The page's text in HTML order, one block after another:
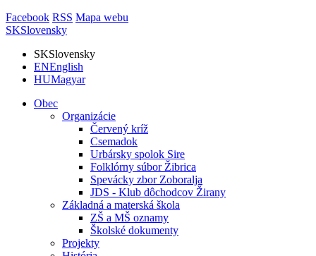
Facebook RSS Mapa webu
SKSlovensky
SKSlovensky
ENEnglish
HUMagyar
Obec
Organizácie
Červený kríž
Csemadok
Urbársky spolok Sire
Folklórny súbor Žibrica
Spevácky zbor Zoboralja
JDS - Klub dôchodcov Žirany
Základná a materská škola
ZŠ a MŠ oznamy
Školské dokumenty
Projekty